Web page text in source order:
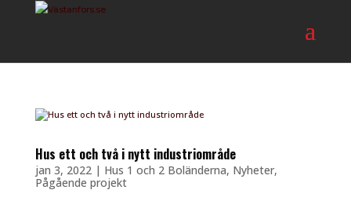
Hus ett och två i nytt industriområde
jan 3, 2022| Hus 1 och 2 Boländerna, Nyheter,
Pågående projekt